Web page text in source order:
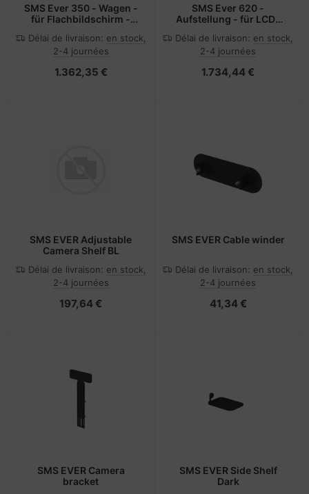
SMS Ever 350 - Wagen -
für Flachbildschirm -
- Bildschirmgröße: up to
218 cm (up to 86")
Délai de livraison: en stock,
2-4 journées
1.362,35 €
SMS Ever 620 -
Aufstellung - für LCD-
Aluminium - Schwarz -
Bildschirmgröße: up to
Délai de livraison: en stock,
2-4 journées
1.734,44 €
SMS EVER Adjustable
Camera Shelf BL
Délai de livraison: en stock,
2-4 journées
197,64 €
SMS EVER Cable winder
Délai de livraison: en stock,
2-4 journées
41,34 €
SMS EVER Camera
bracket
SMS EVER Side Shelf
Dark